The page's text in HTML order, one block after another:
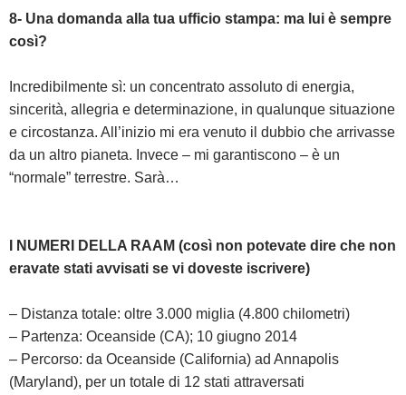
8- Una domanda alla tua ufficio stampa: ma lui è sempre
così?
Incredibilmente sì: un concentrato assoluto di energia,
sincerità, allegria e determinazione, in qualunque situazione
e circostanza. All’inizio mi era venuto il dubbio che arrivasse
da un altro pianeta. Invece – mi garantiscono – è un
“normale” terrestre. Sarà…
I NUMERI DELLA RAAM (così non potevate dire che non
eravate stati avvisati se vi doveste iscrivere)
– Distanza totale: oltre 3.000 miglia (4.800 chilometri)
– Partenza: Oceanside (CA); 10 giugno 2014
– Percorso: da Oceanside (California) ad Annapolis
(Maryland), per un totale di 12 stati attraversati